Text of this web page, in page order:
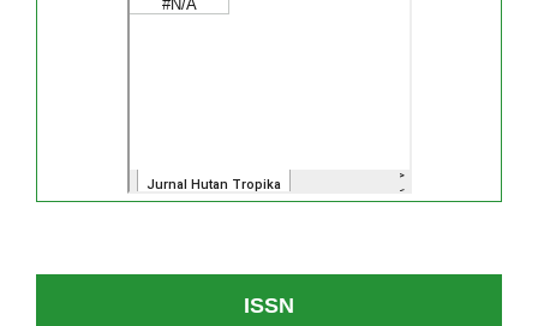
ISSN